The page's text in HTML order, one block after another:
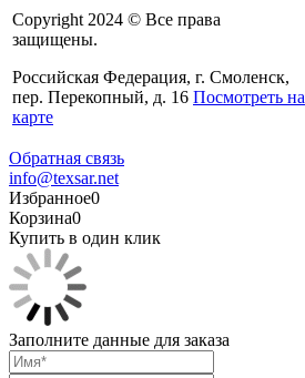
Copyright 2024 © Все права
защищены.
Российская Федерация, г. Смоленск,
пер. Перекопный, д. 16 Посмотреть на
карте
Обратная связь
info@texsar.net
Избранное0
Корзина0
Купить в один клик
Заполните данные для заказа